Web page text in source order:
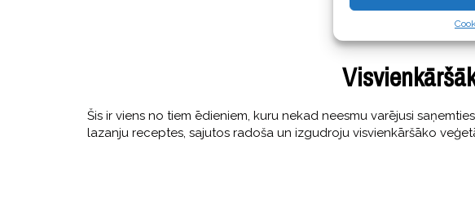
Šis ir viens no tiem ēdieniem, kuru nekad neesmu varējusi
lazanju receptes, sajutos radoša un izgudroju visvienkāršāko